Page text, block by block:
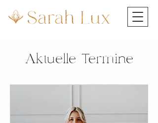
Aktuelle Termine